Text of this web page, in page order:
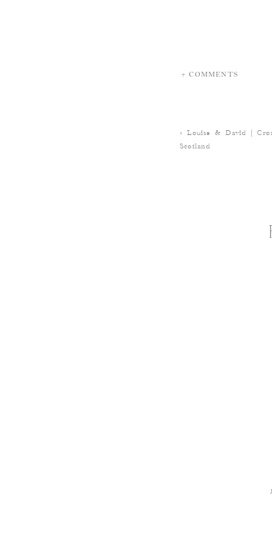
+ COMMENTS
«Louise & David |
Scotland